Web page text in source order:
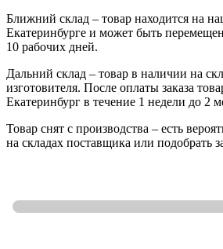
Ближний склад – товар находится на
Екатеринбурге и может быть
10 рабочих дней.
Дальний склад – товар в наличии на
изготовителя. После оплаты заказа
Екатеринбург в течение 1 недели до 2
Товар снят с производства – есть
на складах поставщика или подобрать